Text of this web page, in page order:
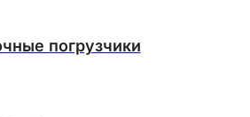
погрузчики